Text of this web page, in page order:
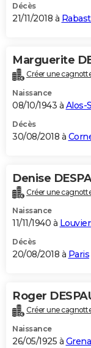
Décès
21/11/2018 à
Marguerite
Créer une
Naissance
08/10/1943 à Alos-
Décès
30/08/2018 à
Denise
Créer une
Naissance
11/11/1940 à
Décès
20/08/2018 à Paris
Roger
Créer une
Naissance
26/05/1925 à